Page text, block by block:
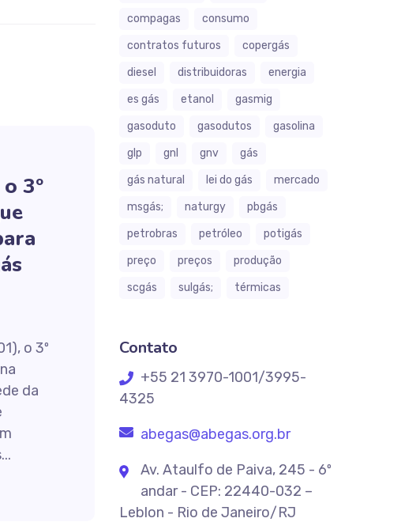
3º
o 3º
da
compagas
consumo
contratos futuros
copergás
diesel
distribuidoras
energia
es gás
etanol
gasmig
gasoduto
gasodutos
gasolina
glp
gnl gnv
gás
gás natural
lei do gás
mercado
msgás;
naturgy
pbgás
petrobras
petróleo
potigás
preço
preços
produção
scgás
sulgás; térmicas
Contato
+55 21 3970-1001/3995-
4325
abegas@abegas.org.br
Av. Ataulfo de Paiva, 245 - 6º
andar - CEP: 22440-032 –
Leblon - Rio de Janeiro/RJ